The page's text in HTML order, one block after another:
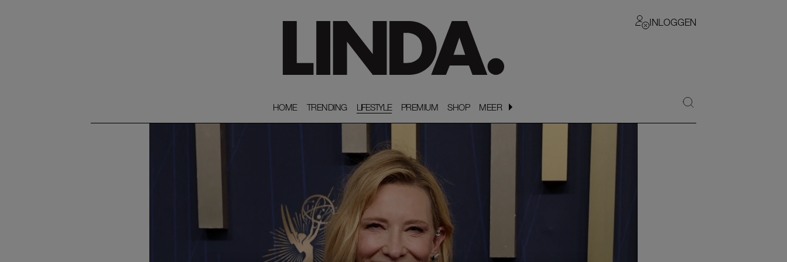
INLOGGEN
HOME
HOME TRENDING
TRENDING LIFESTYLE PREMIUM
PREMIUM SHOP
SHOP MEER
MEER